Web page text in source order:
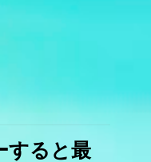
ると最